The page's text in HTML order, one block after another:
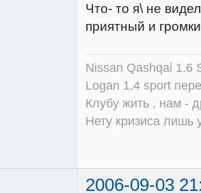
Что- то я\ не
приятный и
Nissan Qashqai 1.6
Logan 1.4 sport
Клубу жить , нам -
Нету кризиса
2006-09-03